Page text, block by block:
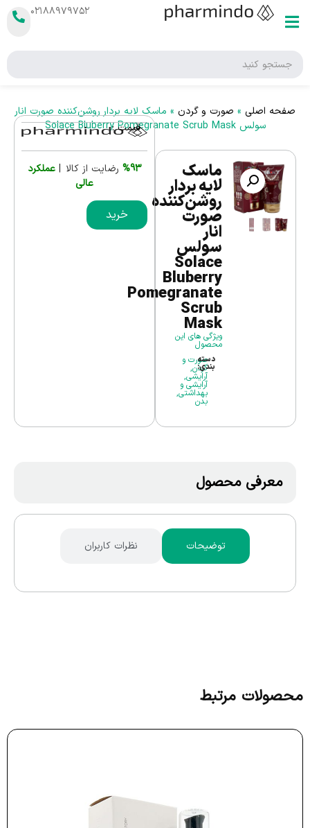
۰۲۱۸۸۹۷۹۷۵۲
صفحه اصلی » صورت و گردن » ماسک لایه بردار روشن‌کننده صورت انار
سولس Solace Bluberry Pomegranate Scrub Mask
ماسک
لایه بردار
روشن‌کننده
صورت
انار
سولس
Solace
Bluberry
Pomegranate
Scrub
Mask
ویژگی های این
محصول
صورت و
گردن,
آرایشی,
آرایشی و
بهداشتی,
بدن
دسته
بندی:
قیمت :
%93 رضایت از کالا | عملکرد
عالی
خرید
معرفی محصول
توضیحات نظرات کاربران
محصولات مرتبط